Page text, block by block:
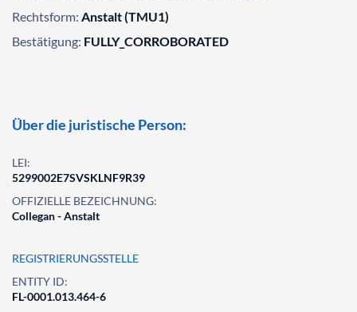
Rechtsform: Anstalt (TMU1)
Bestätigung: FULLY_CORROBORATED
Über die juristische Person:
LEI:
5299002E7SVSKLNF9R39
OFFIZIELLE BEZEICHNUNG:
Collegan - Anstalt
REGISTRIERUNGSSTELLE
ENTITY ID:
FL-0001.013.464-6